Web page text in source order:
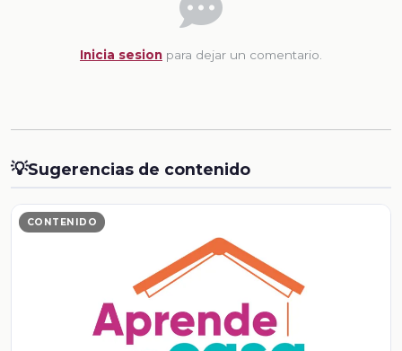
Inicia sesion para dejar un comentario.
💡Sugerencias de contenido
CONTENIDO